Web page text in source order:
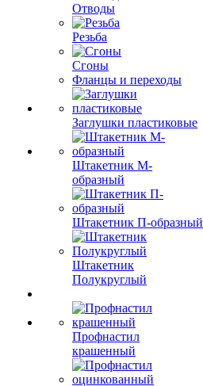
Отводы
Резьба
Сгоны
Фланцы и переходы
Заглушки пластиковые
Штакетник М-
образный
Штакетник П-образный
Штакетник
Полукруглый
Профнастил
крашенный